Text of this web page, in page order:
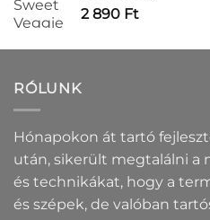
2 890 Ft
RÓLUNK
Hónapokon át tartó
után, sikerült megtalálni a
és technikákat, hogy a
és szépek, de valóban